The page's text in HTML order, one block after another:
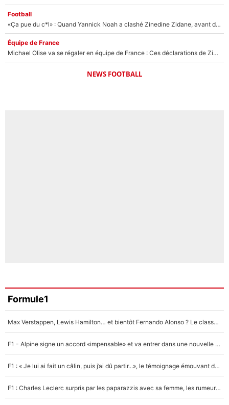
Football
«Ça pue du c*l» : Quand Yannick Noah a clashé Zinedine Zidane, avant de se faire recadrer par le nouveau sélectionneur de l'équipe de France !
Équipe de France
Michael Olise va se régaler en équipe de France : Ces déclarations de Zinedine Zidane qui prouvent qu'il va tout miser sur la star du Bayern Munich !
NEWS FOOTBALL
Formule1
Max Verstappen, Lewis Hamilton… et bientôt Fernando Alonso ? Le classement des pilotes les mieux payés en Formule 1 risque de changer !
F1 - Alpine signe un accord «impensable» et va entrer dans une nouvelle dimension : Grande nouvelle pour Pierre Gasly !
F1 : « Je lui ai fait un câlin, puis j’ai dû partir...», le témoignage émouvant de Max Verstappen sur sa fille
F1 : Charles Leclerc surpris par les paparazzis avec sa femme, les rumeurs étaient vraies !